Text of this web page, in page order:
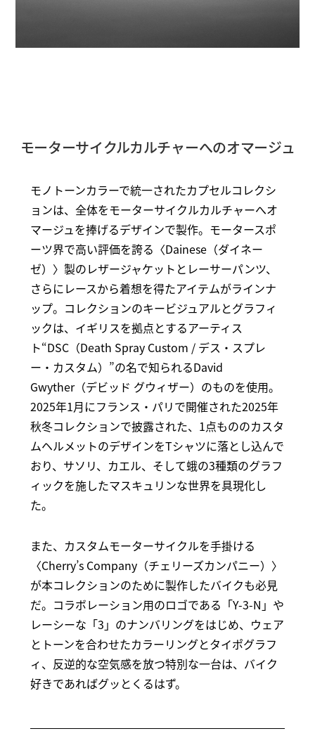
モーターサイクルカルチャーへのオマージュ
モノトーンカラーで統一されたカプセルコレクシ
ョンは、全体をモーターサイクルカルチャーへオ
マージュを捧げるデザインで製作。モータースポ
ーツ界で高い評価を誇る〈Dainese（ダイネー
ゼ）〉製のレザージャケットとレーサーパンツ、
さらにレースから着想を得たアイテムがラインナ
ップ。コレクションのキービジュアルとグラフィ
ックは、イギリスを拠点とするアーティス
ト“DSC（Death Spray Custom / デス・スプレ
ー・カスタム）”の名で知られるDavid
Gwyther（デビッド グウィザー）のものを使用。
2025年1月にフランス・パリで開催された2025年
秋冬コレクションで披露された、1点もののカスタ
ムヘルメットのデザインをTシャツに落とし込んで
おり、サソリ、カエル、そして蛾の3種類のグラフ
ィックを施したマスキュリンな世界を具現化し
た。
また、カスタムモーターサイクルを手掛ける
〈Cherry’s Company（チェリーズカンパニー）〉
が本コレクションのために製作したバイクも必見
だ。コラボレーション用のロゴである「Y-3-N」や
レーシーな「3」のナンバリングをはじめ、ウェア
とトーンを合わせたカラーリングとタイポグラフ
ィ、反逆的な空気感を放つ特別な一台は、バイク
好きであればグッとくるはず。